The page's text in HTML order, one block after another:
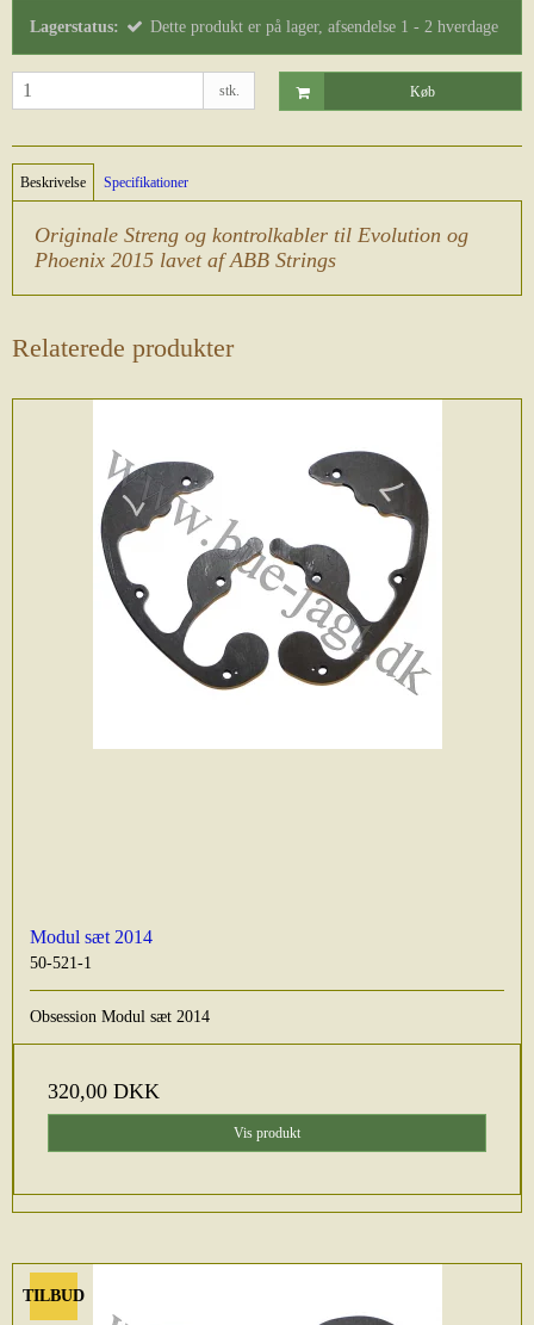
Lagerstatus: Dette produkt er på lager, afsendelse 1 - 2 hverdage
stk. Køb
Beskrivelse Specifikationer
Originale Streng og kontrolkabler til Evolution og
Phoenix 2015 lavet af ABB Strings
Relaterede produkter
Modul sæt 2014
50-521-1
Obsession Modul sæt 2014
320,00 DKK
Vis produkt
TILBUD